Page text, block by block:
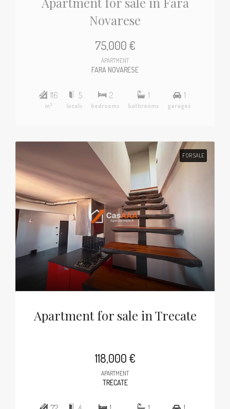
Novarese
75,000 €
APARTMENT
FARA NOVARESE
116
m2
5
locals
2
bedrooms
1
bathrooms
1
garages
FOR SALE
Apartment for sale in Trecate
118,000 €
APARTMENT
TRECATE